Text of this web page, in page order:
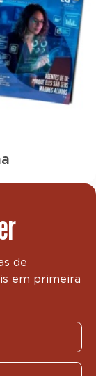
de
em primeira